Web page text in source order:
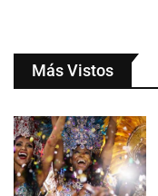
Más Vistos